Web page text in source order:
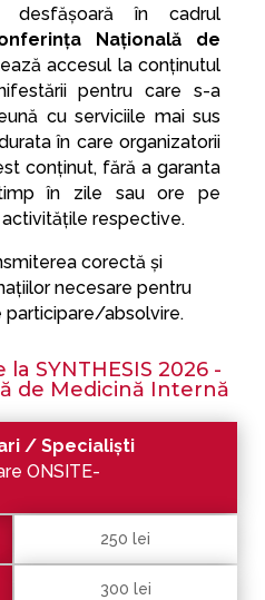
desfăşoară în cadrul
Națională de
accesul la conținutul
pentru care s-a
cu serviciile mai sus
în care organizatorii
conținut, fără a garanta
în zile sau ore pe
respective.
corectă şi
necesare pentru
absolvire.
SYNTHESIS 2026 -
de Medicină Internă
/ Specialiști
ONSITE-
250 lei
300 lei